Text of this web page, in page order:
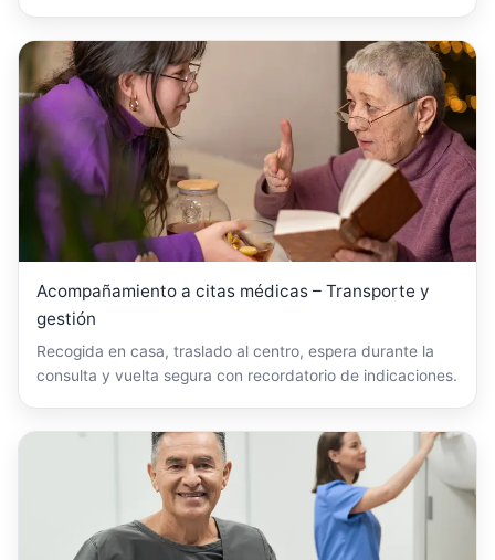
Acompañamiento a citas médicas – Transporte y
gestión
Recogida en casa, traslado al centro, espera durante la
consulta y vuelta segura con recordatorio de indicaciones.